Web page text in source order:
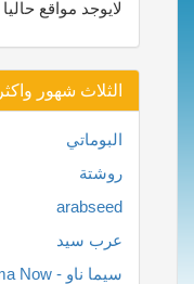
لايوجد مواقع
الثلاث شهور واكثر
البوماتي
روشتة
arabseed
عرب سيد
سيما ناو - Cima Now